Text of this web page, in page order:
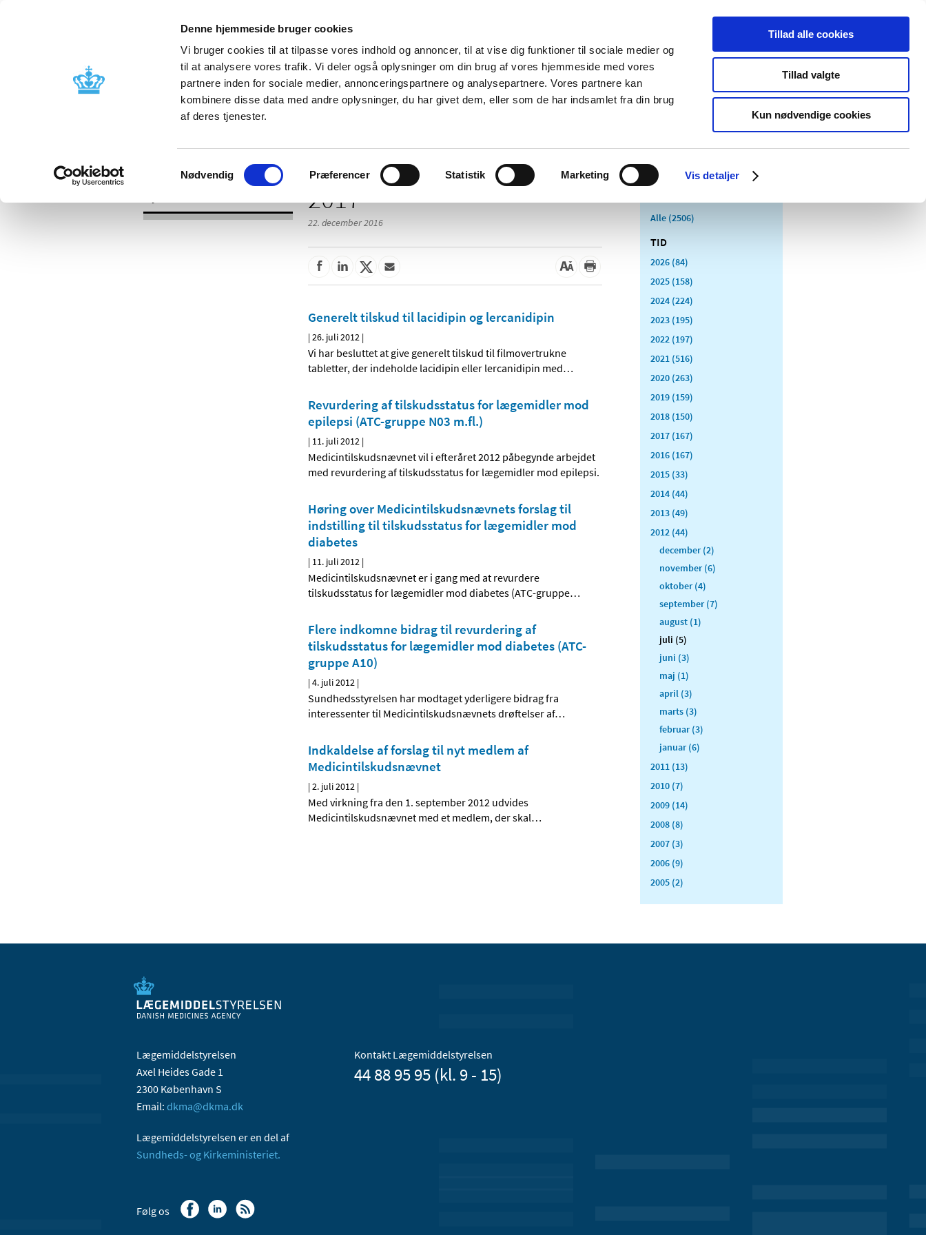
Denne hjemmeside bruger cookies
Vi bruger cookies til at tilpasse vores indhold og annoncer, til at vise dig funktioner til sociale medier og
til at analysere vores trafik. Vi deler også oplysninger om din brug af vores hjemmeside med vores
partnere inden for sociale medier, annonceringspartnere og analysepartnere. Vores partnere kan
kombinere disse data med andre oplysninger, du har givet dem, eller som de har indsamlet fra din brug
af deres tjenester.
Samtykkevalg
Nødvendig Præferencer Statistik Marketing Vis detaljer
Tillad alle cookies
Tillad valgte
Kun nødvendige cookies
Nyheder Om os Kontakt Udgivelser
Godkendelse og
Bivirkninger og
produktinformation
Tilskud og
Apoteker og salg af
Medicinsk
Særlige
produktområder
2017
22. december 2016
Generelt tilskud til lacidipin og lercanidipin
|26. juli 2012 |
Vi har besluttet at give generelt tilskud til filmovertrukne
tabletter, der indeholde lacidipin eller lercanidipin med…
Revurdering af tilskudsstatus for lægemidler mod
epilepsi (ATC-gruppe N03 m.fl.)
| 11. juli 2012 |
Medicintilskudsnævnet vil i efteråret 2012 påbegynde arbejdet
med revurdering af tilskudsstatus for lægemidler mod epilepsi.
Høring over Medicintilskuds­nævnets forslag til
indstilling til tilskudsstatus for lægemidler mod
diabetes
| 11. juli 2012 |
Medicintilskudsnævnet er i gang med at revurdere
tilskudsstatus for lægemidler mod diabetes (ATC-gruppe…
Flere indkomne bidrag til revurdering af
tilskudsstatus for lægemidler mod diabetes (ATC-
gruppe A10)
|4. juli 2012 |
Sundhedsstyrelsen har modtaget yderligere bidrag fra
interessenter til Medicintilskudsnævnets drøftelser af…
Indkaldelse af forslag til nyt medlem af
Medicintilskudsnævnet
|2. juli 2012 |
Med virkning fra den 1. september 2012 udvides
Medicintilskudsnævnet med et medlem, der skal…
Alle (2506)
TID
2026 (84)
2025 (158)
2024 (224)
2023 (195)
2022 (197)
2021 (516)
2020 (263)
2019 (159)
2018 (150)
2017 (167)
2016 (167)
2015 (33)
2014 (44)
2013 (49)
2012 (44)
december (2)
november (6)
oktober (4)
september (7)
august (1)
juli (5)
juni (3)
maj (1)
april (3)
marts (3)
februar (3)
januar (6)
2011 (13)
2010 (7)
2009 (14)
2008 (8)
2007 (3)
2006 (9)
2005 (2)
Lægemiddelstyrelsen
Axel Heides Gade 1
2300 København S
Email: dkma@dkma.dk
Lægemiddelstyrelsen er en del af
Sundheds- og Kirkeministeriet.
Kontakt Lægemiddelstyrelsen
44 88 95 95 (kl. 9 - 15)
Følg os